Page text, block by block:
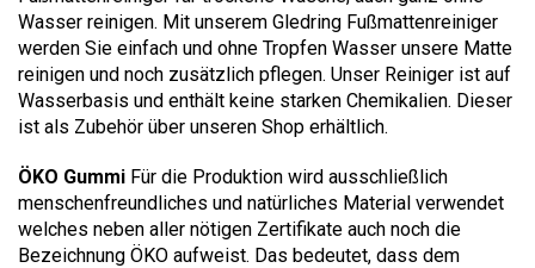
Wasser reinigen. Mit unserem Gledring Fußmattenreiniger
werden Sie einfach und ohne Tropfen Wasser unsere Matte
reinigen und noch zusätzlich pflegen. Unser Reiniger ist auf
Wasserbasis und enthält keine starken Chemikalien. Dieser
ist als Zubehör über unseren Shop erhältlich.
ÖKO Gummi Für die Produktion wird ausschließlich
menschenfreundliches und natürliches Material verwendet
welches neben aller nötigen Zertifikate auch noch die
Bezeichnung ÖKO aufweist. Das bedeutet, dass dem